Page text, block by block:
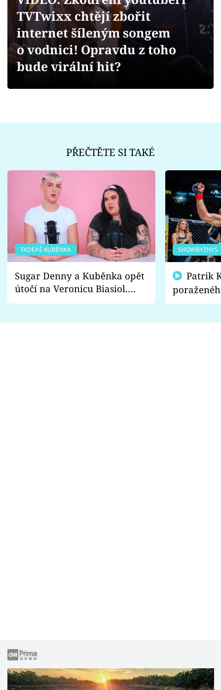
Videa
Sledujte prima+
TVTwixx chtějí zbořit
internet šíleným songem
o vodnici! Opravdu z toho
bude virální hit?
PŘEČTĚTE SI TAKÉ
TADEÁŠ KUBĚNKA
Sugar Denny a Kuběnka opět
útočí na Veronicu Biasiol.
Proč je podle nich falešná a
SHOWBYZNYS
fanoušci